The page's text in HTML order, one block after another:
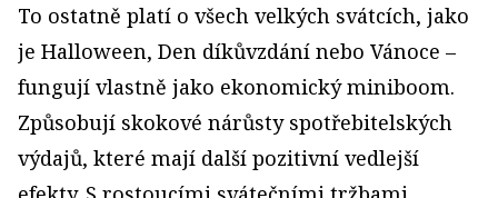
To ostatně platí o všech velkých svátcích, jako
je Halloween, Den díkůvzdání nebo Vánoce –
fungují vlastně jako ekonomický miniboom.
Způsobují skokové nárůsty spotřebitelských
výdajů, které mají další pozitivní vedlejší